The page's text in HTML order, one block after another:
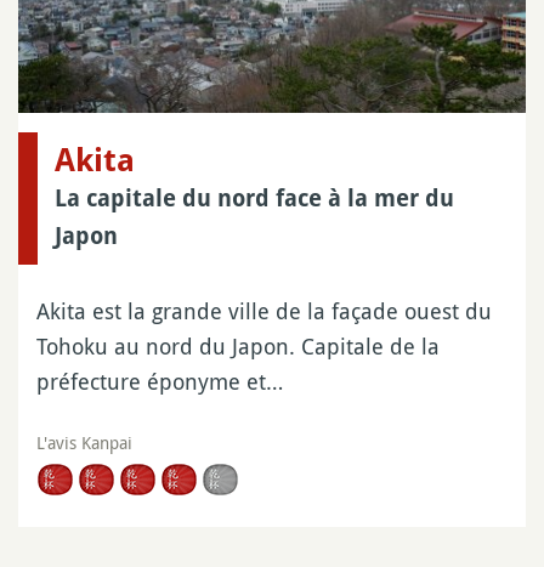
Akita
La capitale du nord face à la mer du
Japon
Akita est la grande ville de la façade ouest du
Tohoku au nord du Japon. Capitale de la
préfecture éponyme et…
L'avis Kanpai